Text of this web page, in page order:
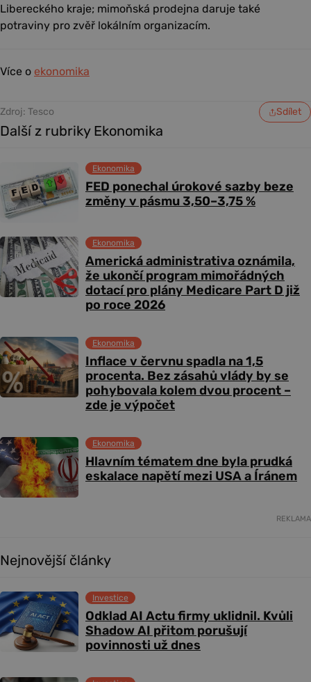
Libereckého kraje; mimoňská prodejna daruje také
potraviny pro zvěř lokálním organizacím.
Více o ekonomika
Zdroj: Tesco Sdílet
Další z rubriky Ekonomika
FED ponechal úrokové sazby beze
změny v pásmu 3,50–3,75 %
Ekonomika
Americká administrativa oznámila,
že ukončí program mimořádných
dotací pro plány Medicare Part D již
po roce 2026
Ekonomika
Inflace v červnu spadla na 1,5
procenta. Bez zásahů vlády by se
pohybovala kolem dvou procent –
zde je výpočet
Ekonomika
Hlavním tématem dne byla prudká
eskalace napětí mezi USA a Íránem
Ekonomika
REKLAMA
Nejnovější články
Odklad AI Actu firmy uklidnil. Kvůli
Shadow AI přitom porušují
povinnosti už dnes
Investice